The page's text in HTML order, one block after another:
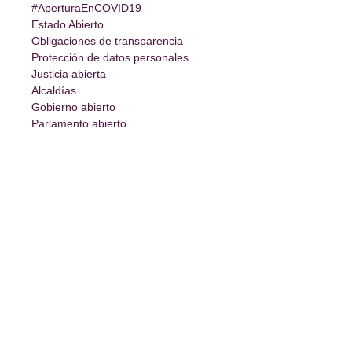
#AperturaEnCOVID19
Estado Abierto
Obligaciones de transparencia
Protección de datos personales
Justicia abierta
Alcaldías
Gobierno abierto
Parlamento abierto